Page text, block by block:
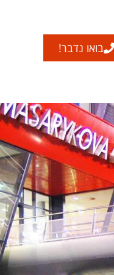
בודפשט
דברצן
פץ’
סגד
באיטליה
רומא
בולוניה
בארי
נאפולי
בואו נדבר!